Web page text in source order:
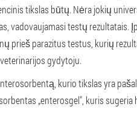
tikslas būtų. Nėra jokių
vadovaujamasi testų
prieš parazitus testus, kurių
gydytoju.
kurio tikslas yra
„enterosgel", kuris